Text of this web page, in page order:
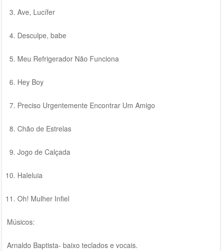
Ave, Lucífer
Desculpe, babe
Meu Refrigerador Não Funciona
Hey Boy
Preciso Urgentemente Encontrar Um Amigo
Chão de Estrelas
Jogo de Calçada
Haleluia
Oh! Mulher Infiel
Músicos:
Arnaldo Baptista- baixo teclados e vocais.